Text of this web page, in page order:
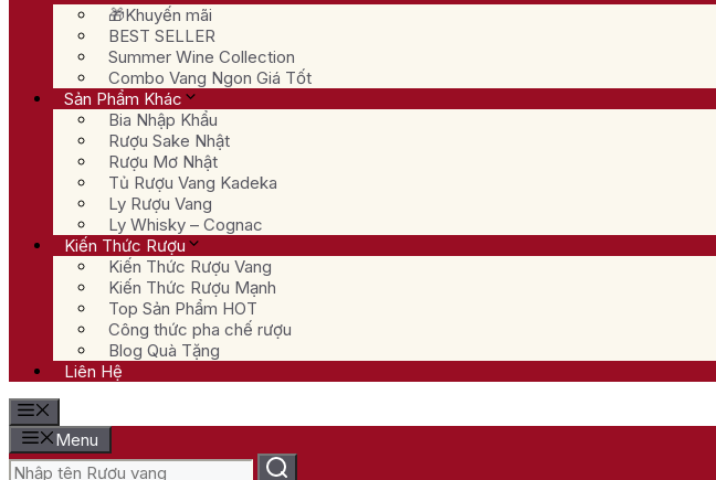
🎁Khuyến mãi
BEST SELLER
Summer Wine Collection
Combo Vang Ngon Giá Tốt
Sản Phẩm Khác
Bia Nhập Khẩu
Rượu Sake Nhật
Rượu Mơ Nhật
Tủ Rượu Vang Kadeka
Ly Rượu Vang
Ly Whisky – Cognac
Kiến Thức Rượu
Kiến Thức Rượu Vang
Kiến Thức Rượu Mạnh
Top Sản Phẩm HOT
Công thức pha chế rượu
Blog Quà Tặng
Liên Hệ
Menu